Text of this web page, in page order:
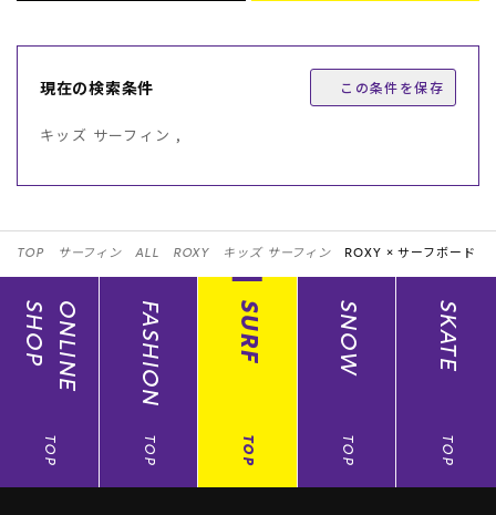
現在の検索条件 この条件を保存
キッズ サーフィン ,
TOP サーフィン ALL ROXY キッズ サーフィン ROXY × サーフボード
ONLINE
SHOP
TOP
FASHION
TOP
SURF
TOP
SNOW
TOP
SKATE
TOP